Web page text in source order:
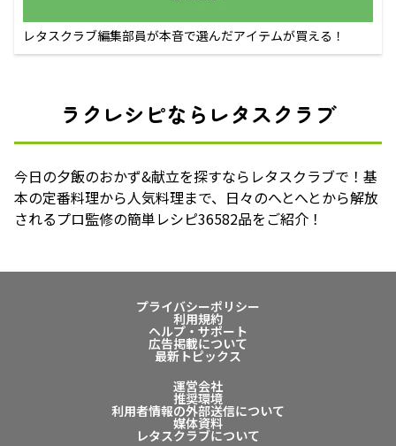
レタスクラブ編集部員が本音で選んだアイテムが買える！
ラクレシピならレタスクラブ
今日の夕飯のおかず&献立を探すならレタスクラブで！基
本の定番料理から人気料理まで、日々のへとへとから解放
されるプロ監修の簡単レシピ36582品をご紹介！
プライバシーポリシー
利用規約
ヘルプ・サポート
広告掲載について
最新トピックス
運営会社
推奨環境
利用者情報の外部送信について
媒体資料
レタスクラブについて